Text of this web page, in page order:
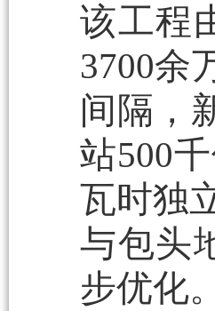
该工程
3700余
间隔，
站500
瓦时独
与包头
步优化。